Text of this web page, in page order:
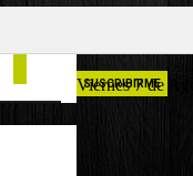
Viernes 7 de
SUSCRIBIRME